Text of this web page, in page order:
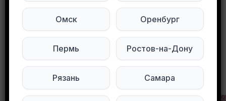
101 просмотров
Другие объявления в этом городе
Омск Оренбург
Пермь Ростов-на-Дону
Рязань Самара